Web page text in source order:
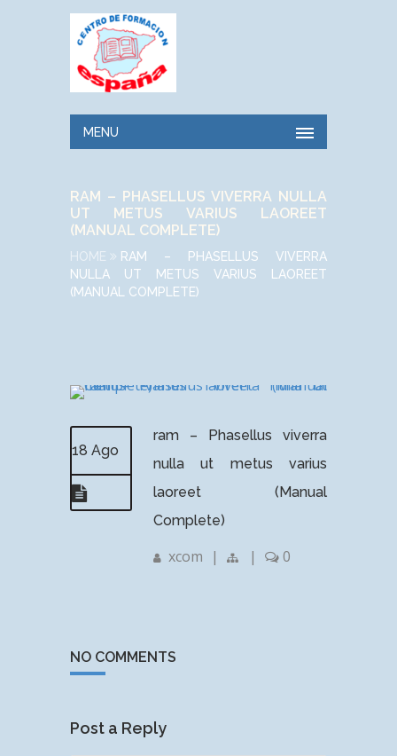
MENU
RAM – PHASELLUS VIVERRA NULLA
UT METUS VARIUS LAOREET
(MANUAL COMPLETE)
HOME
RAM – PHASELLUS VIVERRA
NULLA UT METUS VARIUS LAOREET
(MANUAL COMPLETE)
18 Ago
ram – Phasellus viverra
nulla ut metus varius
laoreet (Manual
Complete)
xcom | | 0
NO COMMENTS
Post a Reply